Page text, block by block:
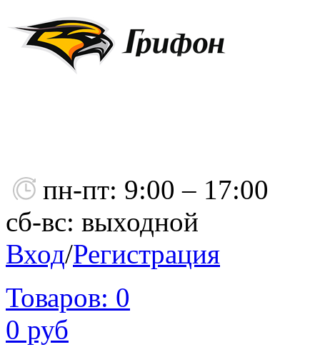
пн-пт: 9:00 – 17:00
сб-вс: выходной
Вход/Регистрация
Товаров: 0
0 руб